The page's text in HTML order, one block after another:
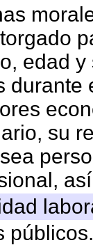
edad
su
públicos.